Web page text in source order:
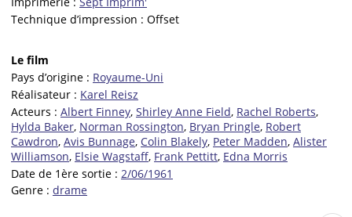
Technique d’impression : Offset
Le film
Pays d’origine : Royaume-Uni
Réalisateur : Karel Reisz
Acteurs : Albert Finney, Shirley Anne Field, Rachel Roberts,
Hylda Baker, Norman Rossington, Bryan Pringle, Robert
Cawdron, Avis Bunnage, Colin Blakely, Peter Madden, Alister
Williamson, Elsie Wagstaff, Frank Pettitt, Edna Morris
Date de 1ère sortie : 2/06/1961
Genre : drame